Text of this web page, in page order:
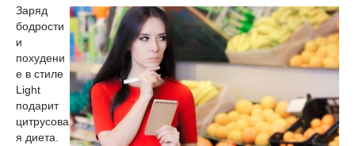
Заряд
бодрости
и
похудени
е в стиле
Light
подарит
цитрусова
я диета.